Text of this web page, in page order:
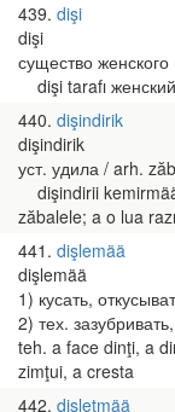
439 dişi
dişi
существо
dişi tarafı
440 dişindirik
dişindirik
уст. удила / arh.
dişindirii
zăbalele; a o lua
441 dişlemää
dişlemää
1) кусать,
2) тех.
teh. a face dinţi, a
zimţui, a cresta
442 dişletmää